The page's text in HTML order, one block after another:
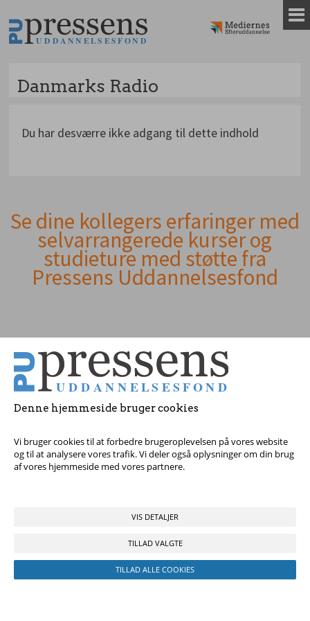
Denne hjemmeside bruger cookies
Vi bruger cookies til at forbedre brugeroplevelsen på vores website
og til at analysere vores trafik. Vi deler også oplysninger om din brug
af vores hjemmeside med vores partnere.
VIS DETALJER
TILLAD VALGTE
TILLAD ALLE COOKIES
til
indhold
Danmarks Radio
Du har desværre ikke adgang til dette indhold
Andet
indhold
Se dine kollegers erfaringer med
selvarrangerede kurser og
studieture med støtte fra
Pressens Uddannelsesfond
Tag fat i os med dine spørgsmål!
© 2017 Pressens Uddannelsesfond, Rådhuspladsen 16, 4. sal, 1550